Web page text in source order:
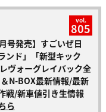
vol.
805
号発売】すごいぜ日
ンド」「新型キック
ヴォーグレイバック全
N-BOX最新情報/最新
戦/新車値引き生情報
ら